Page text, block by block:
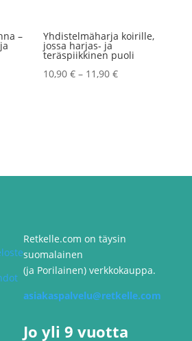
– Yhdistelmäharja koirille,
jossa harjas- ja
teräspiikkinen puoli
10,90€ – 11,90€Hintaluokka:
Retkelle.com on täysin
suomalainen
(ja Porilainen) verkkokauppa.
asiakaspalvelu@retkelle.com
Jo yli 9 vuotta